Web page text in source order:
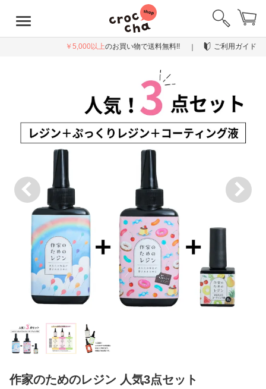
￥5,000以上のお買い物で送料無料!! ご利用ガイド
作家のためのレジン 人気3点セット